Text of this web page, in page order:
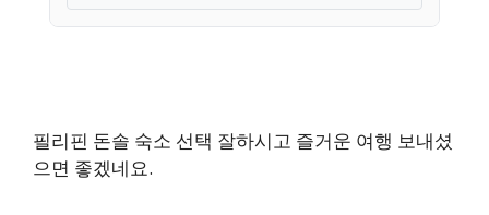
필리핀 돈솔 숙소 선택 잘하시고 즐거운 여행 보내셨
으면 좋겠네요.